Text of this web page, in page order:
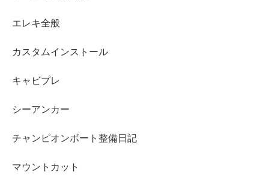
エレキ全般
カスタムインストール
キャビプレ
シーアンカー
チャンピオンボート整備日記
マウントカット